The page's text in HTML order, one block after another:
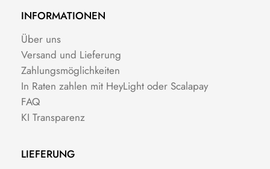
INFORMATIONEN
Über uns
Versand und Lieferung
Zahlungsmöglichkeiten
In Raten zahlen mit HeyLight oder Scalapay
FAQ
KI Transparenz
LIEFERUNG